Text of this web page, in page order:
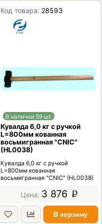
Код товара: 28593
В наличии 59 шт.
Кувалда 6,0 кг с ручкой
L=800мм кованная
восьмигранная "CNIC"
(HL0038)
Кувалда 6,0 кг с ручкой
L=800мм кованная
восьмигранная "CNIC" (HL0038)
3 876 p
В корзину